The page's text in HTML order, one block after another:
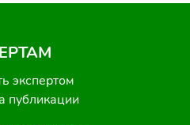
экспертом
публикации